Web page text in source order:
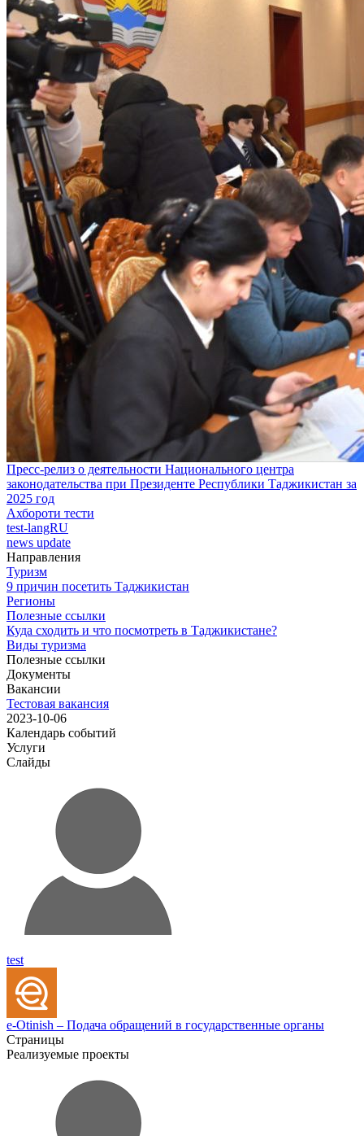
Пресс-релиз о деятельности Национального центра
законодательства при Президенте Республики Таджикистан за
2025 год
Ахбороти тести
test-langRU
news update
Направления
Туризм
9 причин посетить Таджикистан
Регионы
Полезные ссылки
Куда сходить и что посмотреть в Таджикистане?
Виды туризма
Полезные ссылки
Документы
Вакансии
Тестовая вакансия
2023-10-06
Календарь событий
Услуги
Слайды
test
e-Otinish – Подача обращений в государственные органы
Страницы
Реализуемые проекты